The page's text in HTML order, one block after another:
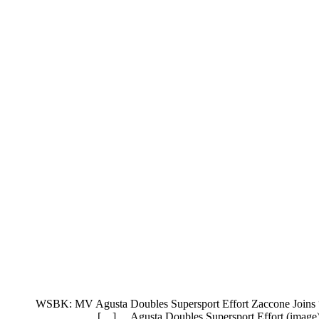
WSBK: MV Agusta Doubles Supersport Effort Zaccone
Agusta Doubles Supersport Effort